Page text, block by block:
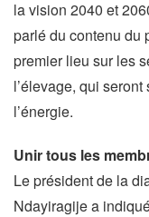
la vision 2040 et
parlé du contenu du
premier lieu sur les
l’élevage, qui
l’énergie.
Unir tous les
Le président de la
Ndayiragije a